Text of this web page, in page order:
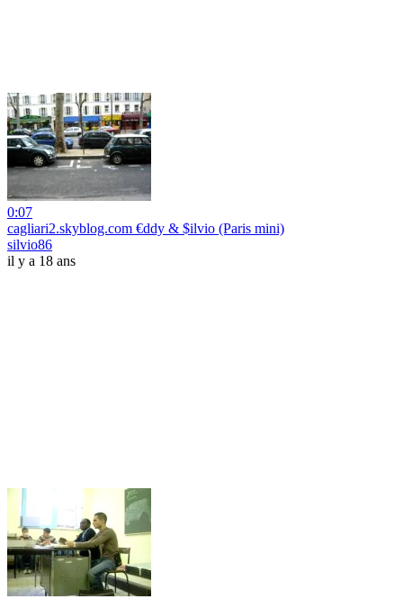
0:07
cagliari2.skyblog.com €ddy & $ilvio (Paris mini)
silvio86
il y a 18 ans